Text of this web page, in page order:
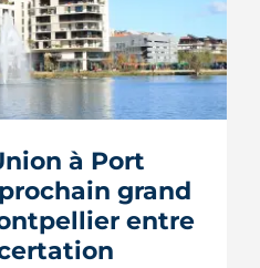
à Port
grand
entre